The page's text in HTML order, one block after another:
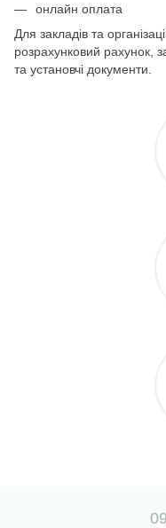
онлайн оплата
Для закладів та
розрахунковий рахунок,
та установчі документи.